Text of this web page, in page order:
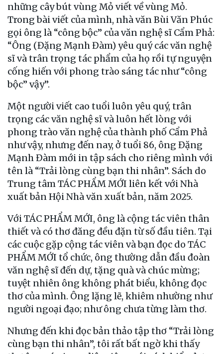
những cây bút vùng Mỏ viết về vùng Mỏ.
Trong bài viết của mình, nhà văn Bùi Văn Phúc
gọi ông là “công bộc” của văn nghệ sĩ Cẩm Phả:
“Ông (Đặng Mạnh Đàm) yêu quý các văn nghệ
sĩ và trân trọng tác phẩm của họ rồi tự nguyện
cống hiến với phong trào sáng tác như “công
bộc” vậy”.
Một người viết cao tuổi luôn yêu quý, trân
trọng các văn nghệ sĩ và luôn hết lòng với
phong trào văn nghệ của thành phố Cẩm Phả
như vậy, nhưng đến nay, ở tuổi 86, ông Đặng
Mạnh Đàm mới in tập sách cho riêng mình với
tên là “Trải lòng cùng bạn thi nhân”. Sách do
Trung tâm TÁC PHẨM MỚI liên kết với Nhà
xuất bản Hội Nhà văn xuất bản, năm 2025.
Với TÁC PHẨM MỚI, ông là cộng tác viên thân
thiết và có thơ đăng đều đặn từ số đầu tiên. Tại
các cuộc gặp cộng tác viên và bạn đọc do TÁC
PHẨM MỚI tổ chức, ông thường dẫn đầu đoàn
văn nghệ sĩ đến dự, tặng quà và chúc mừng;
tuyệt nhiên ông không phát biểu, không đọc
thơ của mình. Ông lặng lẽ, khiêm nhường như
người ngoại đạo; như ông chưa từng làm thơ.
Nhưng đến khi đọc bản thảo tập thơ “Trải lòng
cùng bạn thi nhân”, tôi rất bất ngờ khi thấy